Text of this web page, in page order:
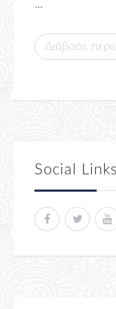
...
Διάβασε
Social Links